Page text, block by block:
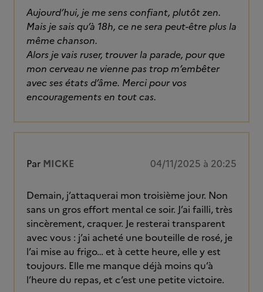
Aujourd’hui, je me sens confiant, plutôt zen.
Mais je sais qu’à 18h, ce ne sera peut-être plus la
même chanson.
Alors je vais ruser, trouver la parade, pour que
mon cerveau ne vienne pas trop m’embêter
avec ses états d’âme. Merci pour vos
encouragements en tout cas.
Par MICKE 04/11/2025 à 20:25
Demain, j’attaquerai mon troisième jour. Non
sans un gros effort mental ce soir. J’ai failli, très
sincèrement, craquer. Je resterai transparent
avec vous : j’ai acheté une bouteille de rosé, je
l’ai mise au frigo… et à cette heure, elle y est
toujours. Elle me manque déjà moins qu’à
l’heure du repas, et c’est une petite victoire.